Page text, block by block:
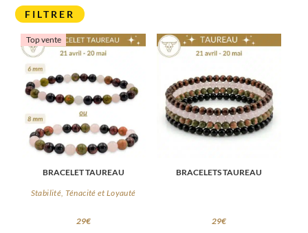
FILTRER
Top vente
BRACELET TAUREAU
Stabilité, Ténacité et Loyauté
29€
BRACELETS TAUREAU
29€